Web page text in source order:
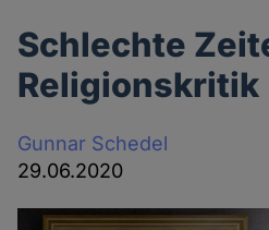
Schlechte
Religionskritik
Gunnar Schedel
29.06.2020